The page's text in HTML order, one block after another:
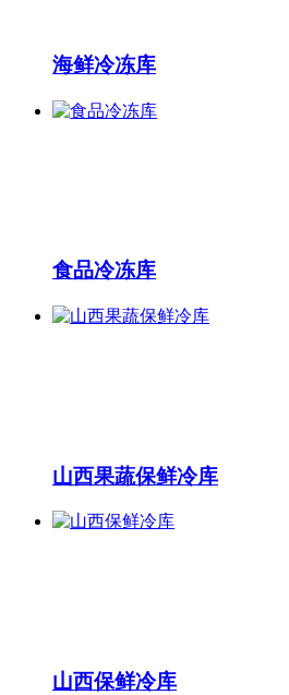
海鲜冷冻库
食品冷冻库
山西果蔬保鲜冷库
山西保鲜冷库